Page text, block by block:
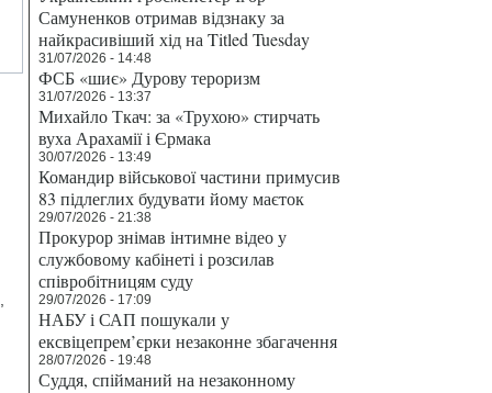
Самуненков отримав відзнаку за
найкрасивіший хід на Titled Tuesday
31/07/2026 - 14:48
ФСБ «шиє» Дурову тероризм
31/07/2026 - 13:37
Михайло Ткач: за «Трухою» стирчать
вуха Арахамії і Єрмака
30/07/2026 - 13:49
Командир військової частини примусив
83 підлеглих будувати йому маєток
29/07/2026 - 21:38
Прокурор знімав інтимне відео у
службовому кабінеті і розсилав
співробітницям суду
29/07/2026 - 17:09
НАБУ і САП пошукали у
ексвіцепрем’єрки незаконне збагачення
28/07/2026 - 19:48
Суддя, спійманий на незаконному